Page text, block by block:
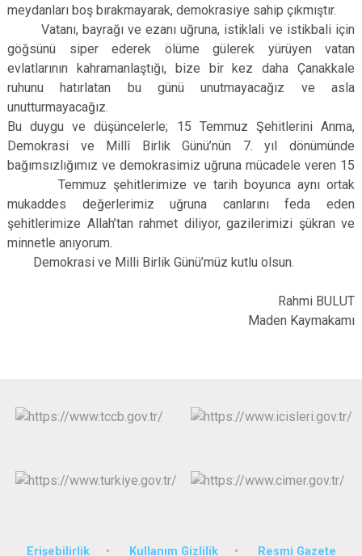
meydanları boş bırakmayarak, demokrasiye sahip çıkmıştır.
Vatanı, bayrağı ve ezanı uğruna, istiklali ve istikbali için
göğsünü siper ederek ölüme gülerek yürüyen vatan
evlatlarının kahramanlaştığı, bize bir kez daha Çanakkale
ruhunu hatırlatan bu günü unutmayacağız ve asla
unutturmayacağız.
Bu duygu ve düşüncelerle; 15 Temmuz Şehitlerini Anma,
Demokrasi ve Millî Birlik Günü’nün 7. yıl dönümünde
bağımsızlığımız ve demokrasimiz uğruna mücadele veren 15
Temmuz şehitlerimize ve tarih boyunca aynı ortak
mukaddes değerlerimiz uğruna canlarını feda eden
şehitlerimize Allah’tan rahmet diliyor, gazilerimizi şükran ve
minnetle anıyorum.
Demokrasi ve Milli Birlik Günü’müz kutlu olsun.
Rahmi BULUT
Maden Kaymakamı
Erişebilirlik Kullanım Gizlilik Resmi Gazete